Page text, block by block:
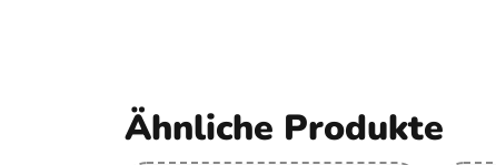
Ähnliche Produkte